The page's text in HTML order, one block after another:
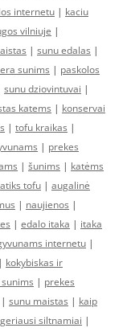
internetu | kaciu
vilniuje |
| sunu edalas |
sunims | paskolos
sunu dziovintuvai |
katems | konservai
| tofu kraikas |
| prekes
| šunims | katėms
tofu | augalinė
| naujienos |
| edalo itaka | itaka
internetu |
| kokybiskas ir
| prekes
| sunu maistas | kaip
geriausi siltnamiai |